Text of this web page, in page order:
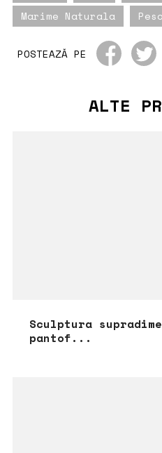
Marime Naturala
POSTEAZĂ PE
ALTE
Sculptura
pantof...